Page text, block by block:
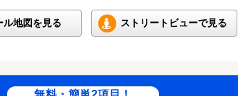
ル地図を見る ストリートビューで見る